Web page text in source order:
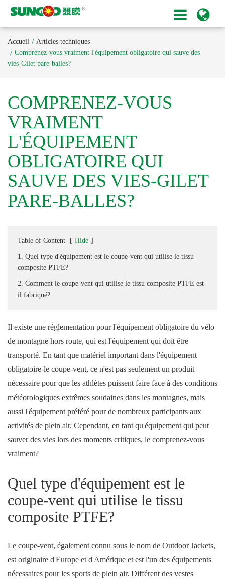
Accueil
Articles techniques
Comprenez-vous vraiment l'équipement obligatoire qui sauve des
vies-Gilet pare-balles?
COMPRENEZ-VOUS
VRAIMENT
L'ÉQUIPEMENT
OBLIGATOIRE QUI
SAUVE DES VIES-GILET
PARE-BALLES?
Table of Content [ Hide ]
1. Quel type d'équipement est le coupe-vent qui utilise le tissu
composite PTFE?
2. Comment le coupe-vent qui utilise le tissu composite PTFE est-
il fabriqué?
Il existe une réglementation pour l'équipement obligatoire du vélo
de montagne hors route, qui est l'équipement qui doit être
transporté. En tant que matériel important dans l'équipement
obligatoire-le coupe-vent, ce n'est pas seulement un produit
nécessaire pour que les athlètes puissent faire face à des conditions
météorologiques extrêmes soudaines dans les montagnes, mais
aussi l'équipement préféré pour de nombreux participants aux
activités de plein air. Cependant, en tant qu'équipement qui peut
sauver des vies lors des moments critiques, le comprenez-vous
vraiment?
Quel type d'équipement est le
coupe-vent qui utilise le tissu
composite PTFE?
Le coupe-vent, également connu sous le nom de Outdoor Jackets,
est originaire d'Europe et d'Amérique et est l'un des équipements
nécessaires pour les sports de plein air. Différent des vestes